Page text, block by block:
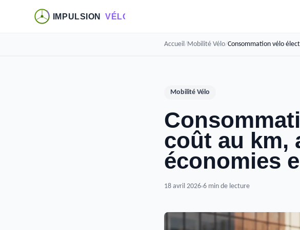
Accueil/Mobilité Vélo/
Mobilité Vélo
coût au km,
économies
18 avril 2026 6 min de lecture